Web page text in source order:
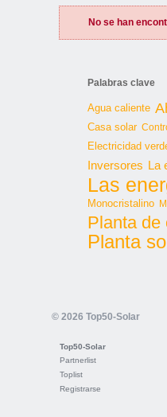
No se han
Palabras clave
Agua caliente
Casa solar
Electricidad
Inversores La
Las
Monocristalino
Planta de
Planta
© 2026 Top50-Solar
Top50-Solar
Partnerlist
Toplist
Registrarse